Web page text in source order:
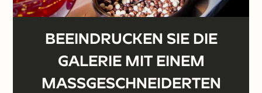
BEEINDRUCKEN SIE DIE
GALERIE MIT EINEM
MASSGESCHNEIDERTEN F